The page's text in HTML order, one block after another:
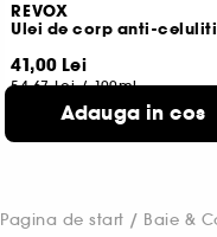
REVOX
Ulei de corp anti-
41,00 Lei
54,67 Lei /100ml
Adauga in cos
Pagina de start Baie &